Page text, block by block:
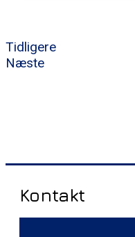
Tidligere
Næste
Kontakt